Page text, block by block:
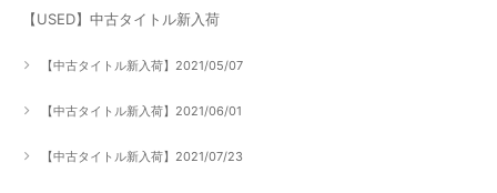
【USED】中古タイトル新入荷
【中古タイトル新入荷】2021/05/07
【中古タイトル新入荷】2021/06/01
【中古タイトル新入荷】2021/07/23